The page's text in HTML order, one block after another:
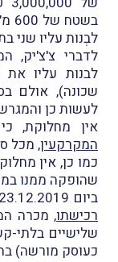
לבְנות עליו שני
לדברי צ'צ'יק,
לבנות עליו
שכונה), אולם
לעשות כן
אין מחלוקת,
המקרקעין, מכל
כמו כן, אין
שהופקה ממנו
ביום 23.12.2019, דהיינו
רכישתו, מכרה
שלישיים בלתי-
כעוסק מורשה) בתמורה